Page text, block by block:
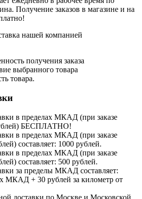
Получение заказов в магазине и на
нашей компанией
получения заказа
выбранного товара
товара.
в пределах МКАД (при заказе
БЕСПЛАТНО!
в пределах МКАД (при заказе
составляет: 1000 рублей.
в пределах МКАД (при заказе
составляет: 500 рублей.
за пределы МКАД составляет:
МКАД + 30 рублей за километр от
доставки по Москве и Московской